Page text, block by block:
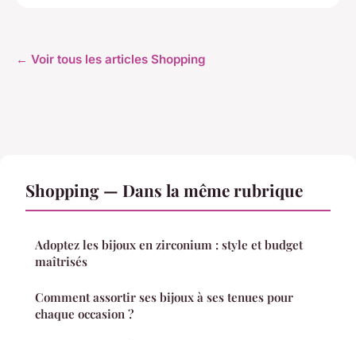
← Voir tous les articles Shopping
Shopping — Dans la même rubrique
Adoptez les bijoux en zirconium : style et budget
maîtrisés
Comment assortir ses bijoux à ses tenues pour
chaque occasion ?